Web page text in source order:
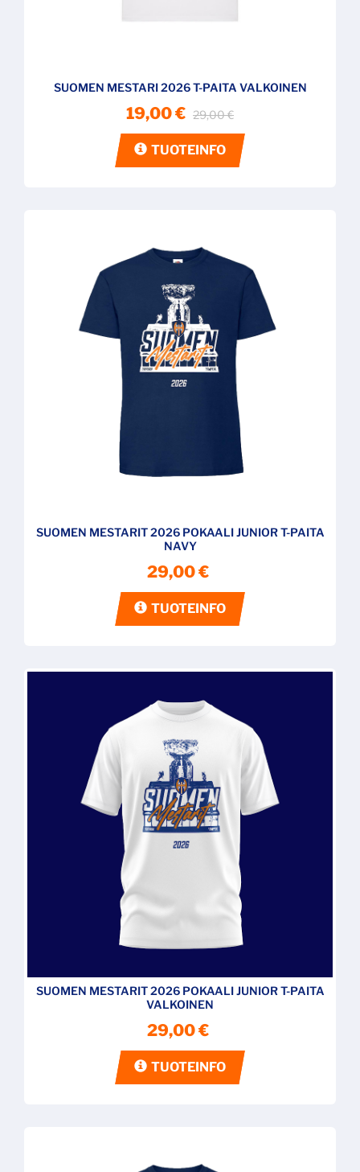
SUOMEN MESTARI 2026 T-PAITA VALKOINEN
19,00 € 29,00 €
TUOTEINFO
SUOMEN MESTARIT 2026 POKAALI JUNIOR T-PAITA
NAVY
29,00 €
TUOTEINFO
SUOMEN MESTARIT 2026 POKAALI JUNIOR T-PAITA
VALKOINEN
29,00 €
TUOTEINFO